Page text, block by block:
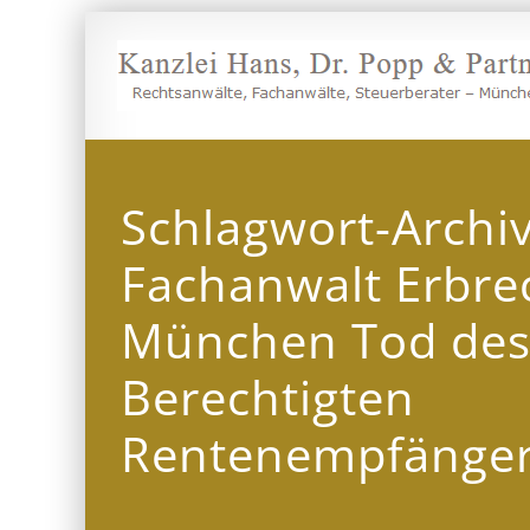
Inhalt
springen
Schlagwort-
Fachanwalt
München Tod des
Berechtigten